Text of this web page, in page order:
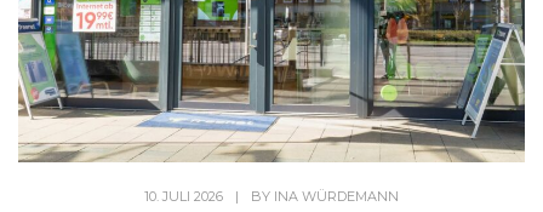
10. JULI 2026 | BY INA WÜRDEMANN